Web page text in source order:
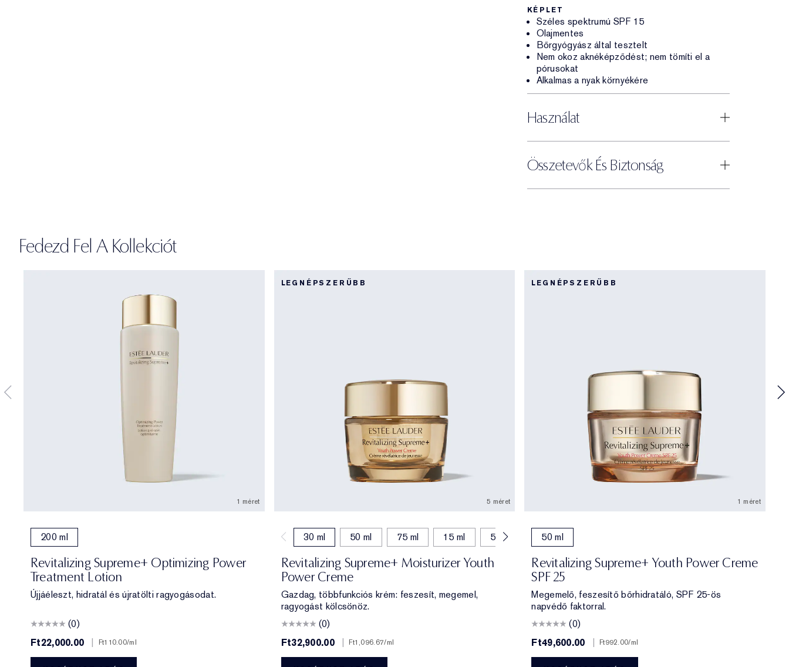
KÉPLET
Széles spektrumú SPF 15
Olajmentes
Bőrgyógyász által tesztelt
Nem okoz aknéképződést; nem tömíti el a
pórusokat
Alkalmas a nyak környékére
Használat
Összetevők És Biztonság
Fedezd Fel A Kollekciót
1 méret
200 ml
Revitalizing Supreme+ Optimizing Power
Treatment Lotion
Újjáéleszt, hidratál és újratölti ragyogásodat.
(0)
Ft22,000.00
| Ft110.00/ml
LEGNÉPSZERŰBB
5 méret
30 ml 50 ml 75 ml 15 ml 50 ml (feltöltés)
Revitalizing Supreme+ Moisturizer Youth
Power Creme
Gazdag, többfunkciós krém: feszesít, megemel,
ragyogást kölcsönöz.
(0)
Ft32,900.00
| Ft1,096.67/ml
LEGNÉPSZERŰBB
1 méret
50 ml
Revitalizing Supreme+ Youth Power Creme
SPF 25
Megemelő, feszesítő bőrhidratáló, SPF 25-ös
napvédő faktorral.
(0)
Ft49,600.00
| Ft992.00/ml